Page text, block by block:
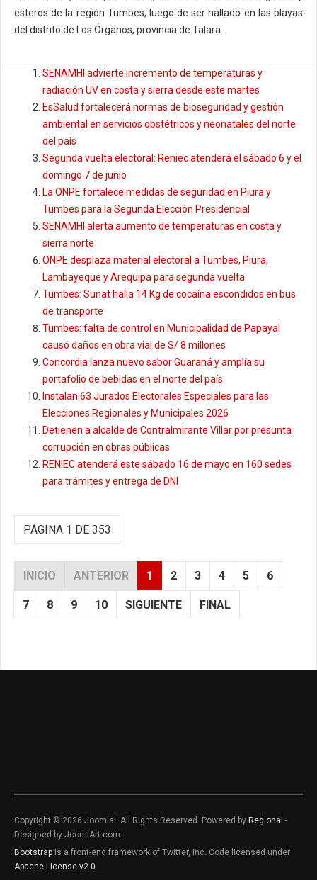
esteros de la región Tumbes, luego de ser hallado en las playas
del distrito de Los Órganos, provincia de Talara.
SENAMHI advierte incremento de temperaturas y
radiación UV en costa y sierra desde este martes
EsSalud fortalecerá normas de bioseguridad y gestión
ambiental en servicios obstétricos y neonatales del norte
del país
Segunda vuelta electoral: Reniec atenderá el sábado 6 y el
domingo 7 de junio
La ONPE fortalece medidas de seguridad en Piura y
Tumbes para la Segunda Elección Presidencial
SENAMHI alerta aumento de temperaturas en costa y
sierra norte
ONPE desplaza material electoral a Tumbes, Piura,
Lambayeque y Arequipa para segunda vuelta
Tumbes: Sunat halla 14 Kg de cocaína escondidos en bus
de transporte
Tumbes: falta de control en Municipalidad de Papayal
causó daños en obra vial de S/ 8 millones
Concordia lanza nuevo sabor Guaraná y amplía su
portafolio de bebidas en el norte del país
Instalan 63 Jurados Electorales Especiales para las
Elecciones Regionales y Municipales 2026
Detienen a alcalde de Contralmirante Villar por presunta
corrupción en obras públicas
RENIEC atenderá este sábado 16 de mayo en 160 sedes
para trámites y entrega de DNI
PÁGINA 1 DE 353
INICIO ANTERIOR 1 2 3 4 5 6
7 8 9 10 SIGUIENTE FINAL
Copyright © 2026 Joomla!. All Rights Reserved. Powered by Regional -
Designed by JoomlArt.com.
Bootstrap is a front-end framework of Twitter, Inc. Code licensed under
Apache License v2.0